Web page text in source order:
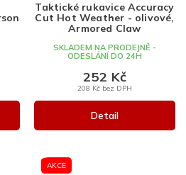
Taktické rukavice Accuracy
Cut Hot Weather - olivové,
Armored Claw
SKLADEM NA PRODEJNĚ -
ODESLÁNÍ DO 24H
208 Kč bez DPH
252 Kč
Detail
AKCE